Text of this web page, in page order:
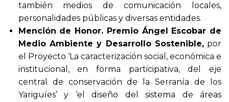
también medios de comunicación locales,
personalidades públicas y diversas entidades.
Mención de Honor. Premio Ángel Escobar de
Medio Ambiente y Desarrollo Sostenible,por
el Proyecto ‘La caracterización social, económica e
institucional, en forma participativa, del eje
central de conservación de la Serranía de los
Yariguíes’ y ‘el diseño del sistema de áreas